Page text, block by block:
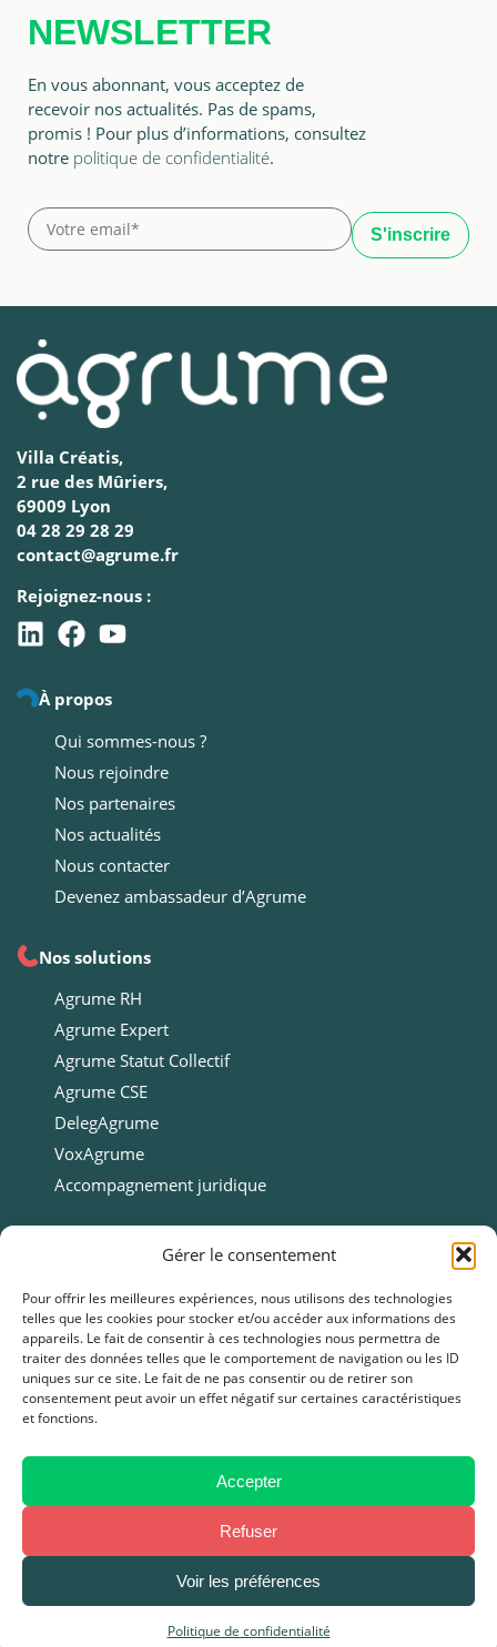
Gérer le consentement
Pour offrir les meilleures expériences, nous utilisons des technologies
telles que les cookies pour stocker et/ou accéder aux informations des
appareils. Le fait de consentir à ces technologies nous permettra de
traiter des données telles que le comportement de navigation ou les ID
uniques sur ce site. Le fait de ne pas consentir ou de retirer son
consentement peut avoir un effet négatif sur certaines caractéristiques
et fonctions.
Accepter
Refuser
Voir les préférences
Politique de confidentialité
NEWSLETTER
En vous abonnant, vous acceptez de
recevoir nos actualités. Pas de spams,
promis ! Pour plus d’informations, consultez
notre politique de confidentialité.
Villa Créatis,
2 rue des Mûriers,
69009 Lyon
04 28 29 28 29
contact@agrume.fr
Rejoignez-nous :
À propos
Qui sommes-nous ?
Nous rejoindre
Nos partenaires
Nos actualités
Nous contacter
Devenez ambassadeur d’Agrume
Nos solutions
Agrume RH
Agrume Expert
Agrume Statut Collectif
Agrume CSE
DelegAgrume
VoxAgrume
Accompagnement juridique
Ressources
Webinars
Cas clients
Fiches pratiques
Livres blancs & Guides
Boîtes à outils
FAQ
Mentions légales–Politique de Confidentialité–